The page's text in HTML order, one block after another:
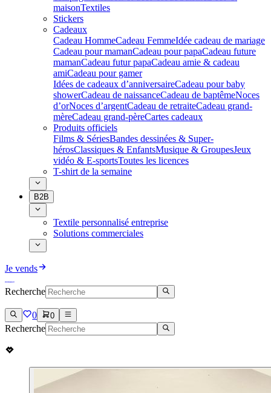
maisonTextiles
Stickers
Cadeaux
Cadeau HommeCadeau FemmeIdée cadeau de mariage​
Cadeau pour mamanCadeau pour papaCadeau future
mamanCadeau futur papaCadeau amie & cadeau
amiCadeau pour gamer
Idées de cadeaux d’anniversaireCadeau pour baby
showerCadeau de naissanceCadeau de baptêmeNoces
d’orNoces d’argentCadeau de retraiteCadeau grand-
mèreCadeau grand-pèreCartes cadeaux
Produits officiels
Films & SériesBandes dessinées & Super-
hérosClassiques & EnfantsMusique & GroupesJeux
vidéo & E-sportsToutes les licences
T-shirt de la semaine
B2B
Textile personnalisé entreprise
Solutions commerciales
Je vends
Recherche
0 0
Recherche